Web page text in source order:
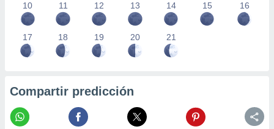
10 11 12 13 14 15 16
17 18 19 20 21
Compartir predicción